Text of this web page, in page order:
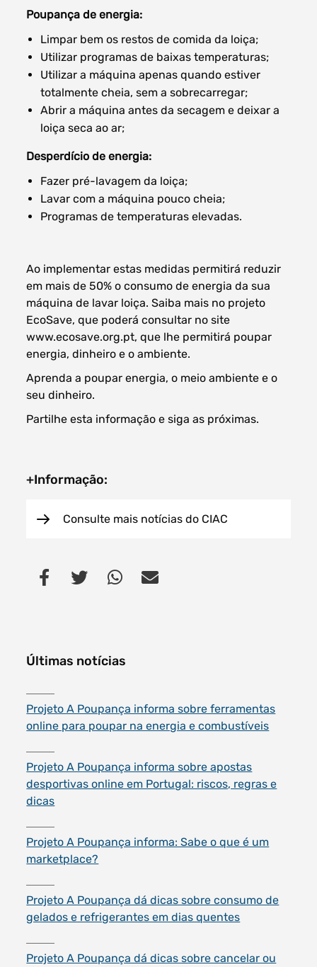
Poupança de energia:
Limpar bem os restos de comida da loiça;
Utilizar programas de baixas temperaturas;
Utilizar a máquina apenas quando estiver
totalmente cheia, sem a sobrecarregar;
Abrir a máquina antes da secagem e deixar a
loiça seca ao ar;
Desperdício de energia:
Fazer pré-lavagem da loiça;
Lavar com a máquina pouco cheia;
Programas de temperaturas elevadas.
Ao implementar estas medidas permitirá reduzir
em mais de 50% o consumo de energia da sua
máquina de lavar loiça. Saiba mais no projeto
EcoSave, que poderá consultar no site
www.ecosave.org.pt, que lhe permitirá poupar
energia, dinheiro e o ambiente.
Aprenda a poupar energia, o meio ambiente e o
seu dinheiro.
Partilhe esta informação e siga as próximas.
+Informação:
Consulte mais notícias do CIAC
Últimas notícias
Projeto A Poupança informa sobre ferramentas
online para poupar na energia e combustíveis
Projeto A Poupança informa sobre apostas
desportivas online em Portugal: riscos, regras e
dicas
Projeto A Poupança informa: Sabe o que é um
marketplace?
Projeto A Poupança dá dicas sobre consumo de
gelados e refrigerantes em dias quentes
Projeto A Poupança dá dicas sobre cancelar ou